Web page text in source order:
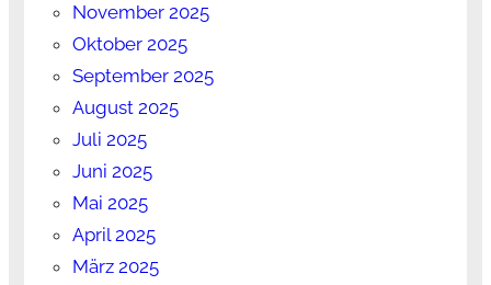
November 2025
Oktober 2025
September 2025
August 2025
Juli 2025
Juni 2025
Mai 2025
April 2025
März 2025